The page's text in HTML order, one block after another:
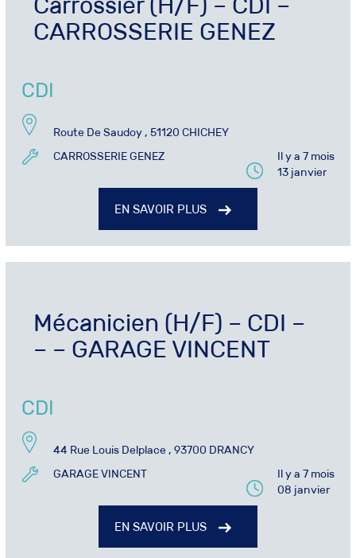
CARROSSERIE GENEZ
CDI
Route De Saudoy , 51120 CHICHEY
CARROSSERIE GENEZ
Il y a 7 mois
13 janvier
EN SAVOIR PLUS
Mécanicien (H/F) – CDI –
– – GARAGE VINCENT
CDI
44 Rue Louis Delplace , 93700 DRANCY
GARAGE VINCENT
Il y a 7 mois
08 janvier
EN SAVOIR PLUS